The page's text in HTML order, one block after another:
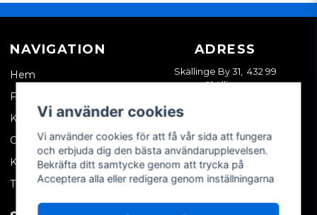
NAVIGATION
Hem
Företagskund
Kontakta oss
Om oss
Köpvillkor
Tips & trix
ADRESS
Skällinge By 31, 432 99
Skällinge
Vi använder cookies
Vi använder cookies för att få vår sida att fungera
och erbjuda dig den bästa användarupplevelsen.
Bekräfta ditt samtycke genom att trycka på
Acceptera alla eller redigera genom inställningarna